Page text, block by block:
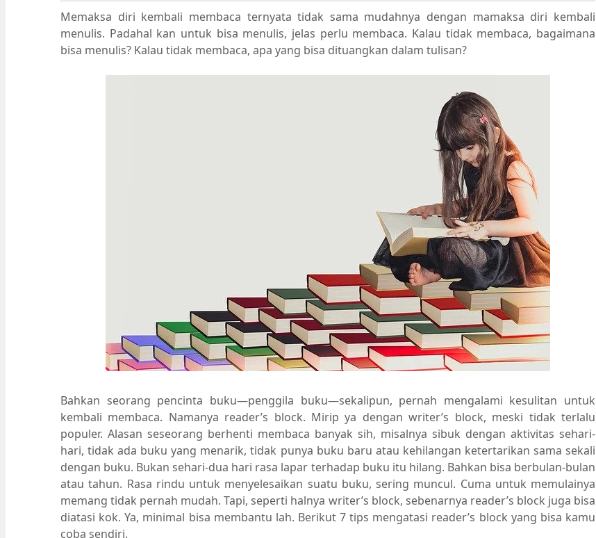
Memaksa diri kembali membaca ternyata tidak sama mudahnya dengan mamaksa diri kembali
menulis. Padahal kan untuk bisa menulis, jelas perlu membaca. Kalau tidak membaca, bagaimana
bisa menulis? Kalau tidak membaca, apa yang bisa dituangkan dalam tulisan?
Bahkan seorang pencinta buku—penggila buku—sekalipun, pernah mengalami kesulitan untuk
kembali membaca. Namanya reader’s block. Mirip ya dengan writer’s block, meski tidak terlalu
populer. Alasan seseorang berhenti membaca banyak sih, misalnya sibuk dengan aktivitas sehari-
hari, tidak ada buku yang menarik, tidak punya buku baru atau kehilangan ketertarikan sama sekali
dengan buku. Bukan sehari-dua hari rasa lapar terhadap buku itu hilang. Bahkan bisa berbulan-bulan
atau tahun. Rasa rindu untuk menyelesaikan suatu buku, sering muncul. Cuma untuk memulainya
memang tidak pernah mudah. Tapi, seperti halnya writer’s block, sebenarnya reader’s block juga bisa
diatasi kok. Ya, minimal bisa membantu lah. Berikut 7 tips mengatasi reader’s block yang bisa kamu
coba sendiri.